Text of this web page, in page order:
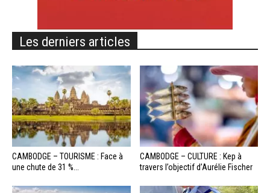
Les derniers articles
CAMBODGE – TOURISME : Face à
une chute de 31 %...
CAMBODGE – CULTURE : Kep à
travers l’objectif d’Aurélie Fischer